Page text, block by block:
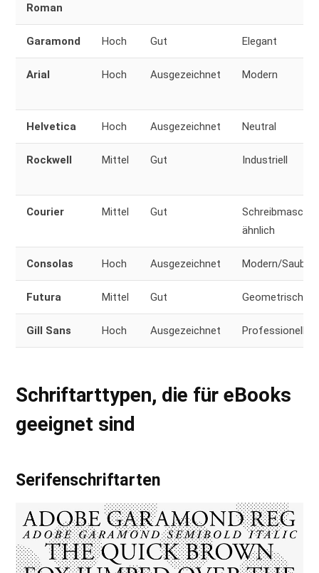
Roman
Garamond Hoch Gut Elegant
Arial Hoch Ausgezeichnet Modern
Helvetica Hoch Ausgezeichnet Neutral
Rockwell Mittel Gut Industriell
Courier Mittel Gut
ähnlich
Consolas Hoch Ausgezeichnet Modern/Sauber
Futura Mittel Gut Geometrisch
Gill Sans Hoch Ausgezeichnet Professionell/
Schriftarttypen, die für eBooks
geeignet sind
Serifenschriftarten